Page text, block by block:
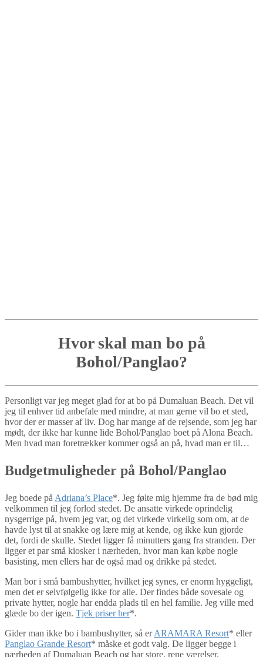
Hvor skal man bo på
Bohol/Panglao?
Personligt var jeg meget glad for at bo på Dumaluan Beach. Det vil
jeg til enhver tid anbefale med mindre, at man gerne vil bo et sted,
hvor der er masser af liv. Dog har mange af de rejsende, som jeg har
mødt, der ikke har kunne lide Bohol/Panglao boet på Alona Beach.
Men hvad man foretrækker kommer også an på, hvad man er til…
Budgetmuligheder på Bohol/Panglao
Jeg boede på Adriana’s Place*. Jeg følte mig hjemme fra de bød mig
velkommen til jeg forlod stedet. De ansatte virkede oprindelig
nysgerrige på, hvem jeg var, og det virkede virkelig som om, at de
havde lyst til at snakke og lære mig at kende, og ikke kun gjorde
det, fordi de skulle. Stedet ligger få minutters gang fra stranden. Der
ligger et par små kiosker i nærheden, hvor man kan købe nogle
basisting, men ellers har de også mad og drikke på stedet.
Man bor i små bambushytter, hvilket jeg synes, er enorm hyggeligt,
men det er selvfølgelig ikke for alle. Der findes både sovesale og
private hytter, nogle har endda plads til en hel familie. Jeg ville med
glæde bo der igen. Tjek priser her*.
Gider man ikke bo i bambushytter, så erARAMARA Resort* eller
Panglao Grande Resort* måske et godt valg. De ligger begge i
nærheden af Dumaluan Beach og har store, rene værelser.